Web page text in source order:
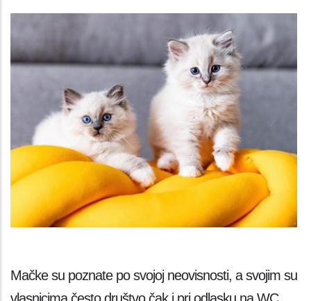
Mačke su poznate po svojoj neovisnosti, a svojim su
vlasnicima često društvo čak i pri odlasku na WC.